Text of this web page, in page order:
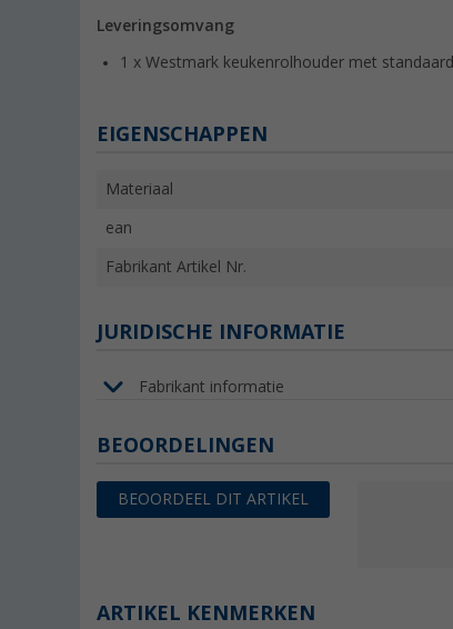
Leveringsomvang
1 x Westmark keukenrolhouder met standaard
EIGENSCHAPPEN
Materiaal
ean
Fabrikant Artikel Nr.
JURIDISCHE INFORMATIE
Fabrikant informatie
BEOORDELINGEN
BEOORDEEL DIT ARTIKEL
ARTIKEL KENMERKEN